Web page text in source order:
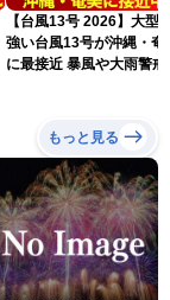
【台風13号 2026】大型
強い台風13号が沖縄・奄
に最接近 暴風や大雨警戒
もっと見る